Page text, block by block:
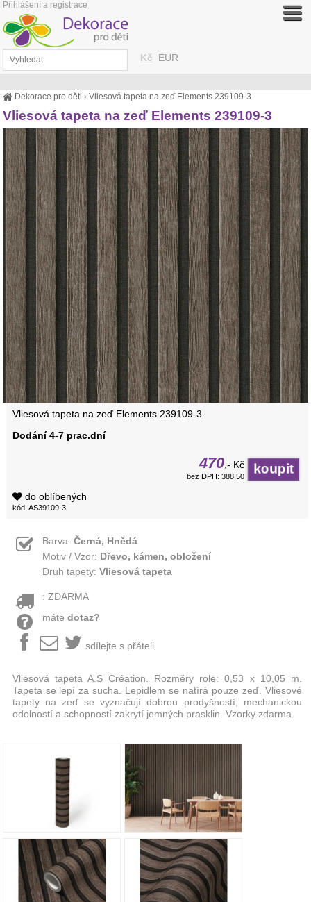
Dekorace pro děti ›Vliesová tapeta na zeď Elements 239109-3
Vliesová tapeta na zeď Elements 239109-3
Vliesová tapeta na zeď Elements 239109-3
Dodání 4-7 prac.dní
470 ,- Kč
bez DPH: 388,50
do oblíbených
kód: AS39109-3
Barva: Černá, Hnědá
Motiv / Vzor: Dřevo, kámen, obložení
Druh tapety: Vliesová tapeta
: ZDARMA
máte dotaz?
sdílejte s přáteli
Vliesová tapeta A.S Création. Rozměry role: 0,53 x 10,05 m.
Tapeta se lepí za sucha. Lepidlem se natírá pouze zeď. Vliesové
tapety na zeď se vyznačují dobrou prodyšností, mechanickou
odolností a schopností zakrytí jemných prasklin. Vzorky zdarma.
Kč EUR
Přihlášení a registrace